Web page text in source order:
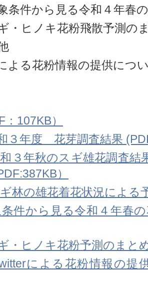
件から見る令和４年春の
ヒノキ花粉飛散予測の
他
る花粉情報の提供につい
107KB）
３年度　花芽調査結果
３年秋のスギ雄花調査結
）
林の雄花着花状況による
件から見る令和４年春
・ヒノキ花粉予測のまと
による花粉情報の提